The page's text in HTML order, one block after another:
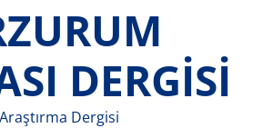
DERGİSİ
Araştırma Dergisi